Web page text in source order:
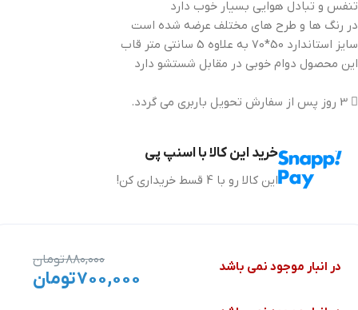
تنفس و تبادل هوایی بسیار خوب دارد
در رنگ ها و طرح های مختلف عرضه شده است
سایز استاندارد 50*70 به علاوه 5 سانتی متر قاب
این محصول دوام خوبی در مقابل شستشو دارد
خرید این کالا با اسنپ پی
این کالا رو با 4 قسط خریداری کن!
۸۸۰,۰۰۰تومان
۷۰۰,۰۰۰تومان
در انبار موجود نمی باشد